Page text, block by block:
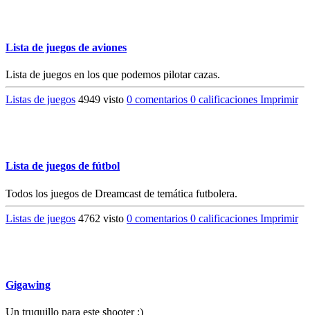
Lista de juegos de aviones
Lista de juegos en los que podemos pilotar cazas.
Listas de juegos 4949 visto 0 comentarios 0 calificaciones Imprimir
Lista de juegos de fútbol
Todos los juegos de Dreamcast de temática futbolera.
Listas de juegos 4762 visto 0 comentarios 0 calificaciones Imprimir
Gigawing
Un truquillo para este shooter :)